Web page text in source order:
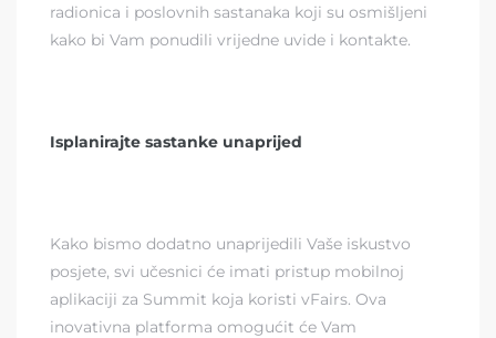
radionica i poslovnih sastanaka koji su osmišljeni
kako bi Vam ponudili vrijedne uvide i kontakte.
Isplanirajte sastanke unaprijed
Kako bismo dodatno unaprijedili Vaše iskustvo
posjete, svi učesnici će imati pristup mobilnoj
aplikaciji za Summit koja koristi vFairs. Ova
inovativna platforma omogućit će Vam